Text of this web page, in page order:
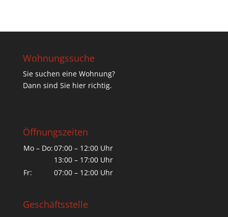
Wohnungssuche
Sie suchen eine Wohnung?
Dann sind Sie hier richtig.
Öffnungszeiten
Mo – Do:07:00 – 12:00 Uhr
13:00 – 17:00 Uhr
Fr:
07:00 – 12:00 Uhr
Geschäftsstelle